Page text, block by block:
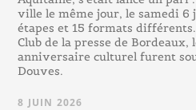
ville le même jour, le samedi 6
étapes et 15 formats
Club de la presse de Bordeaux,
anniversaire culturel furent
Douves.
8 JUIN 2026